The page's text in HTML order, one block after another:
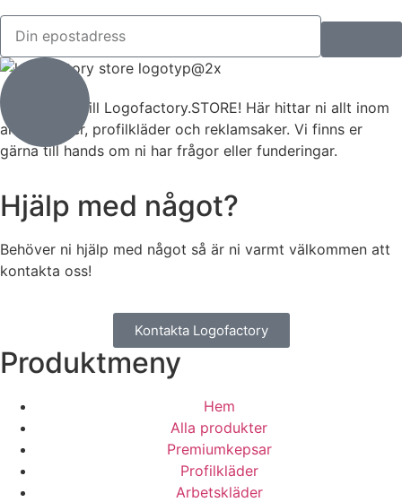
Välkommen till Logofactory.STORE! Här hittar ni allt inom
arbetskläder, profilkläder och reklamsaker. Vi finns er
gärna till hands om ni har frågor eller funderingar.
Hjälp med något?
Behöver ni hjälp med något så är ni varmt välkommen att
kontakta oss!
Kontakta Logofactory
Produktmeny
Hem
Alla produkter
Premiumkepsar
Profilkläder
Arbetskläder